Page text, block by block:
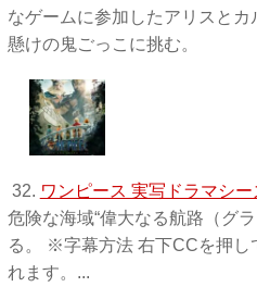
なゲームに参加したアリスと
懸けの鬼ごっこに挑む。
32. ワンピース 実写ドラマシー
危険な海域“偉大なる航路（グ
る。 ※字幕方法 右下CCを押し
れます。...